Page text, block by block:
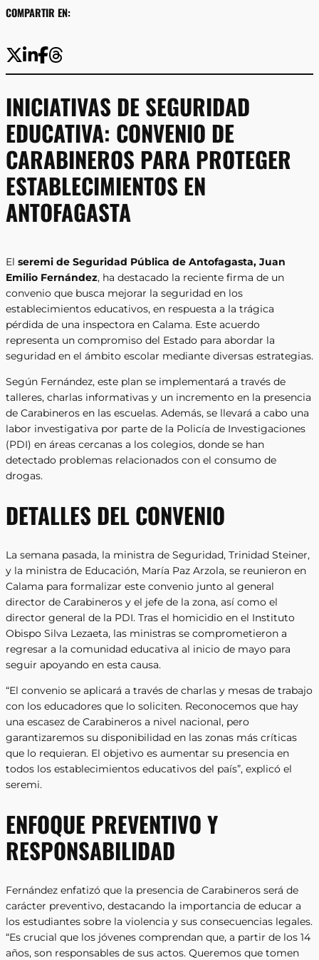
COMPARTIR EN:
INICIATIVAS DE SEGURIDAD
EDUCATIVA: CONVENIO DE
CARABINEROS PARA PROTEGER
ESTABLECIMIENTOS EN
ANTOFAGASTA
El seremi de Seguridad Pública de Antofagasta, Juan
Emilio Fernández, ha destacado la reciente firma de un
convenio que busca mejorar la seguridad en los
establecimientos educativos, en respuesta a la trágica
pérdida de una inspectora en Calama. Este acuerdo
representa un compromiso del Estado para abordar la
seguridad en el ámbito escolar mediante diversas estrategias.
Según Fernández, este plan se implementará a través de
talleres, charlas informativas y un incremento en la presencia
de Carabineros en las escuelas. Además, se llevará a cabo una
labor investigativa por parte de la Policía de Investigaciones
(PDI) en áreas cercanas a los colegios, donde se han
detectado problemas relacionados con el consumo de
drogas.
DETALLES DEL CONVENIO
La semana pasada, la ministra de Seguridad, Trinidad Steiner,
y la ministra de Educación, María Paz Arzola, se reunieron en
Calama para formalizar este convenio junto al general
director de Carabineros y el jefe de la zona, así como el
director general de la PDI. Tras el homicidio en el Instituto
Obispo Silva Lezaeta, las ministras se comprometieron a
regresar a la comunidad educativa al inicio de mayo para
seguir apoyando en esta causa.
“El convenio se aplicará a través de charlas y mesas de trabajo
con los educadores que lo soliciten. Reconocemos que hay
una escasez de Carabineros a nivel nacional, pero
garantizaremos su disponibilidad en las zonas más críticas
que lo requieran. El objetivo es aumentar su presencia en
todos los establecimientos educativos del país”, explicó el
seremi.
ENFOQUE PREVENTIVO Y
RESPONSABILIDAD
Fernández enfatizó que la presencia de Carabineros será de
carácter preventivo, destacando la importancia de educar a
los estudiantes sobre la violencia y sus consecuencias legales.
“Es crucial que los jóvenes comprendan que, a partir de los 14
años, son responsables de sus actos. Queremos que tomen